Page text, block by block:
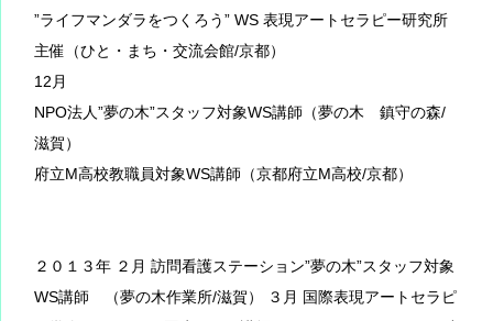
”ライフマンダラをつくろう” WS 表現アートセラピー研究所
主催（ひと・まち・交流会館/京都）
12月
NPO法人”夢の木”スタッフ対象WS講師（夢の木 鎮守の森/
滋賀）
府立M高校教職員対象WS講師（京都府立M高校/京都）
２０１３年 ２月 訪問看護ステーション”夢の木”スタッフ対象
WS講師 （夢の木作業所/滋賀） ３月 国際表現アートセラピ